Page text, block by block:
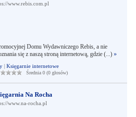
www.rebis.com.pl
Domu Wydawniczego Rebis, a nie
się z naszą stroną internetową, gdzie (...) »
| Księgarnie internetowe
Średnia 0 (0 głosów)
Na Rocha
www.na-rocha.pl